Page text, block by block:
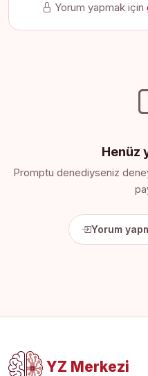
Yorum yapmak için
Henüz
Promptu denediyseniz
Yorum
YZ Merkezi